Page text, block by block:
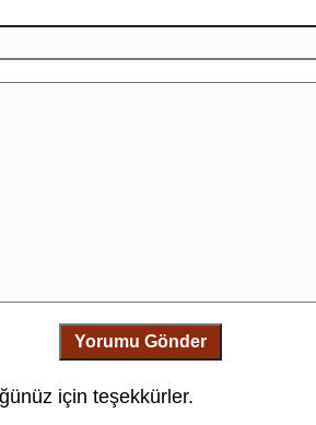
Yorumu Gönder
için teşekkürler.